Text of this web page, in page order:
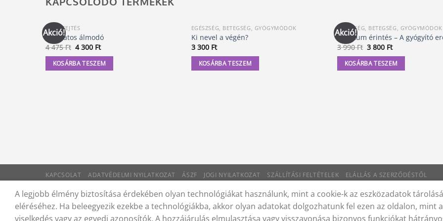
Akció!
ÁLOMFEJTÉS
A tudatos álmodó
4 475Ft Original
was:
4
4 300 FtCurrent
is:
4
KOSÁRBA TESZEM
EGÉSZSÉG, BETEGSÉG, GYÓGYMÓDOK
Ki nevel a végén?
3 300 Ft
KOSÁRBA TESZEM
Akció!
EGÉSZSÉG, BETEGSÉG, GYÓGYMÓDOK
Kvantum érintés – A gyógyító
3 990Ft Original
was:
3
3 800 FtCurrent
is:
3
KOSÁRBA TESZEM
KAPCSOLAT ADATVÉDELMI NYILATKOZAT ÁSZF JOGI NYILATKOZAT SZÁLLÍTÁSI FELTÉTELEK ELÁLLÁS A SZERZŐDÉSTŐL
© 2012 - 2026 Trigon 9000 Kft.
A legjobb élmény biztosítása érdekében olyan technológiákat használunk, mint a cookie-k az eszközadatok
eléréséhez. Ha beleegyezik ezekbe a technológiákba, akkor olyan adatokat dolgozhatunk fel ezen az oldalon, mint
viselkedés vagy az egyedi azonosítók. A hozzájárulás elmulasztása vagy visszavonása bizonyos funkciókat